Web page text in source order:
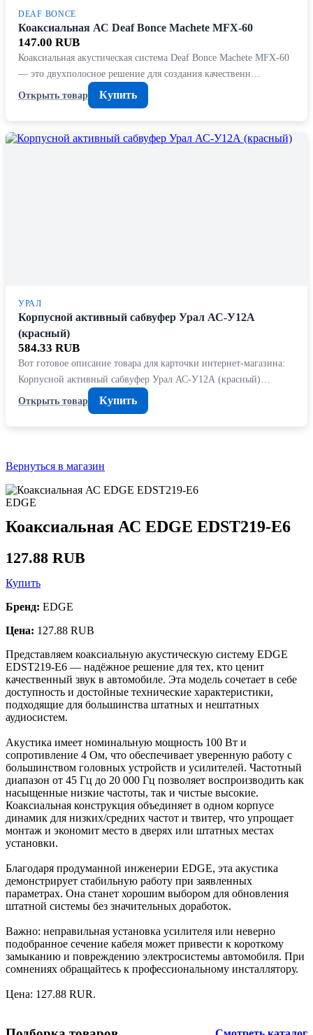
DEAF BONCE
Коаксиальная АС Deaf Bonce Machete MFX-60
147.00 RUB
Коаксиальная акустическая система Deaf Bonce Machete MFX-60
— это двухполосное решение для создания качественн…
Открыть товар
Купить
УРАЛ
Корпусной активный сабвуфер Урал АС-У12А
(красный)
584.33 RUB
Вот готовое описание товара для карточки интернет-магазина:
Корпусной активный сабвуфер Урал АС-У12А (красный)…
Открыть товар
Купить
Вернуться в магазин
EDGE
Коаксиальная АС EDGE EDST219-E6
127.88 RUB
Купить
Бренд: EDGE
Цена: 127.88 RUB
Представляем коаксиальную акустическую систему EDGE
EDST219-E6 — надёжное решение для тех, кто ценит
качественный звук в автомобиле. Эта модель сочетает в себе
доступность и достойные технические характеристики,
подходящие для большинства штатных и нештатных
аудиосистем.
Акустика имеет номинальную мощность 100 Вт и
сопротивление 4 Ом, что обеспечивает уверенную работу с
большинством головных устройств и усилителей. Частотный
диапазон от 45 Гц до 20 000 Гц позволяет воспроизводить как
насыщенные низкие частоты, так и чистые высокие.
Коаксиальная конструкция объединяет в одном корпусе
динамик для низких/средних частот и твитер, что упрощает
монтаж и экономит место в дверях или штатных местах
установки.
Благодаря продуманной инженерии EDGE, эта акустика
демонстрирует стабильную работу при заявленных
параметрах. Она станет хорошим выбором для обновления
штатной системы без значительных доработок.
Важно: неправильная установка усилителя или неверно
подобранное сечение кабеля может привести к короткому
замыканию и повреждению электросистемы автомобиля. При
сомнениях обращайтесь к профессиональному инсталлятору.
Цена: 127.88 RUR.